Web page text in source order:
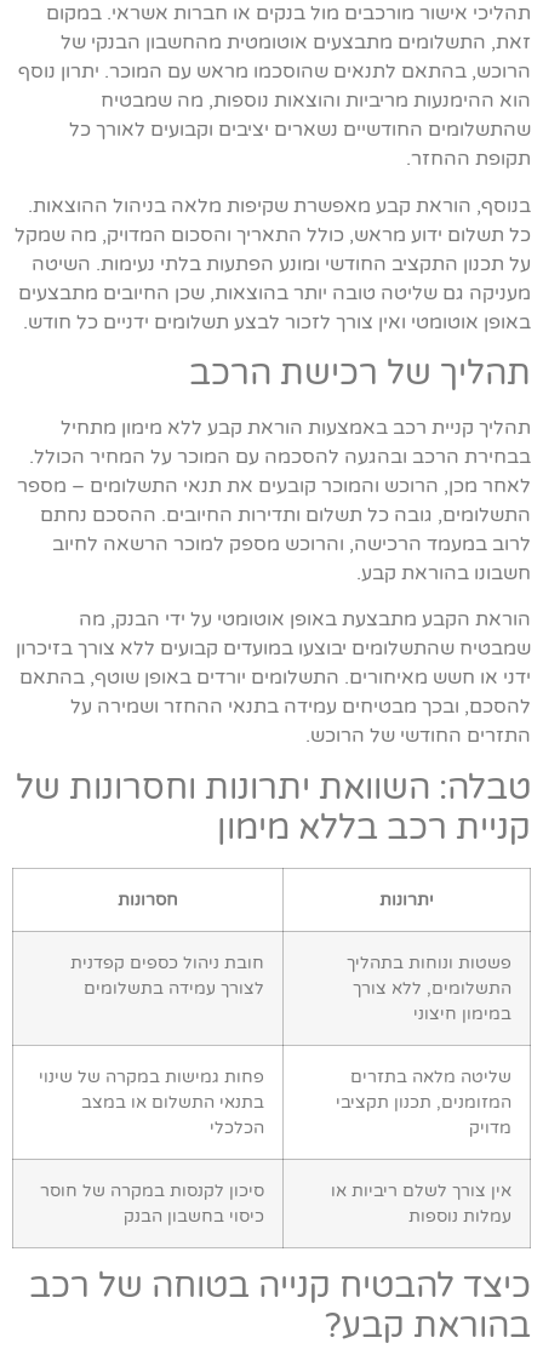
תהליכי אישור מורכבים מול בנקים או חברות אשראי. במקום
זאת, התשלומים מתבצעים אוטומטית מהחשבון הבנקי של
הרוכש, בהתאם לתנאים שהוסכמו מראש עם המוכר. יתרון נוסף
הוא ההימנעות מריביות והוצאות נוספות, מה שמבטיח
שהתשלומים החודשיים נשארים יציבים וקבועים לאורך כל
תקופת ההחזר.
בנוסף, הוראת קבע מאפשרת שקיפות מלאה בניהול ההוצאות.
כל תשלום ידוע מראש, כולל התאריך והסכום המדויק, מה שמקל
על תכנון התקציב החודשי ומונע הפתעות בלתי נעימות. השיטה
מעניקה גם שליטה טובה יותר בהוצאות, שכן החיובים מתבצעים
באופן אוטומטי ואין צורך לזכור לבצע תשלומים ידניים כל חודש.
תהליך של רכישת הרכב
תהליך קניית רכב באמצעות הוראת קבע ללא מימון מתחיל
בבחירת הרכב ובהגעה להסכמה עם המוכר על המחיר הכולל.
לאחר מכן, הרוכש והמוכר קובעים את תנאי התשלומים – מספר
התשלומים, גובה כל תשלום ותדירות החיובים. ההסכם נחתם
לרוב במעמד הרכישה, והרוכש מספק למוכר הרשאה לחיוב
חשבונו בהוראת קבע.
הוראת הקבע מתבצעת באופן אוטומטי על ידי הבנק, מה
שמבטיח שהתשלומים יבוצעו במועדים קבועים ללא צורך בזיכרון
ידני או חשש מאיחורים. התשלומים יורדים באופן שוטף, בהתאם
להסכם, ובכך מבטיחים עמידה בתנאי ההחזר ושמירה על
התזרים החודשי של הרוכש.
טבלה: השוואת יתרונות וחסרונות של
קניית רכב בללא מימון
יתרונות חסרונות
פשטות ונוחות בתהליך
התשלומים, ללא צורך
במימון חיצוני
חובת ניהול כספים קפדנית
לצורך עמידה בתשלומים
שליטה מלאה בתזרים
המזומנים, תכנון תקציבי
מדויק
פחות גמישות במקרה של שינוי
בתנאי התשלום או במצב
הכלכלי
אין צורך לשלם ריביות או
עמלות נוספות
סיכון לקנסות במקרה של חוסר
כיסוי בחשבון הבנק
כיצד להבטיח קנייה בטוחה של רכב
בהוראת קבע?